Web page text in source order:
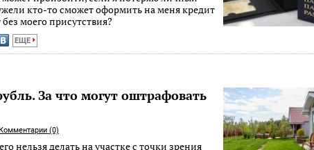
кто-то сможет оформить на меня кредит
моего присутствия?
ЕЩЕ
За что могут оштрафовать
Комментарии (0)
нельзя делать на участке с точки зрения